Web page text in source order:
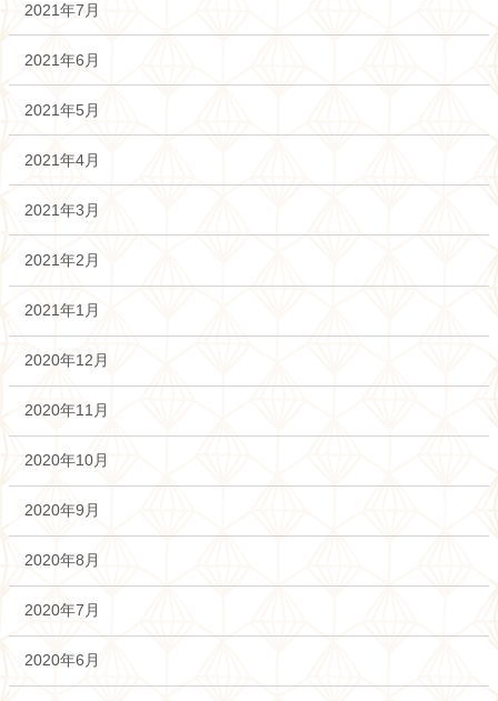
2021年7月
2021年6月
2021年5月
2021年4月
2021年3月
2021年2月
2021年1月
2020年12月
2020年11月
2020年10月
2020年9月
2020年8月
2020年7月
2020年6月